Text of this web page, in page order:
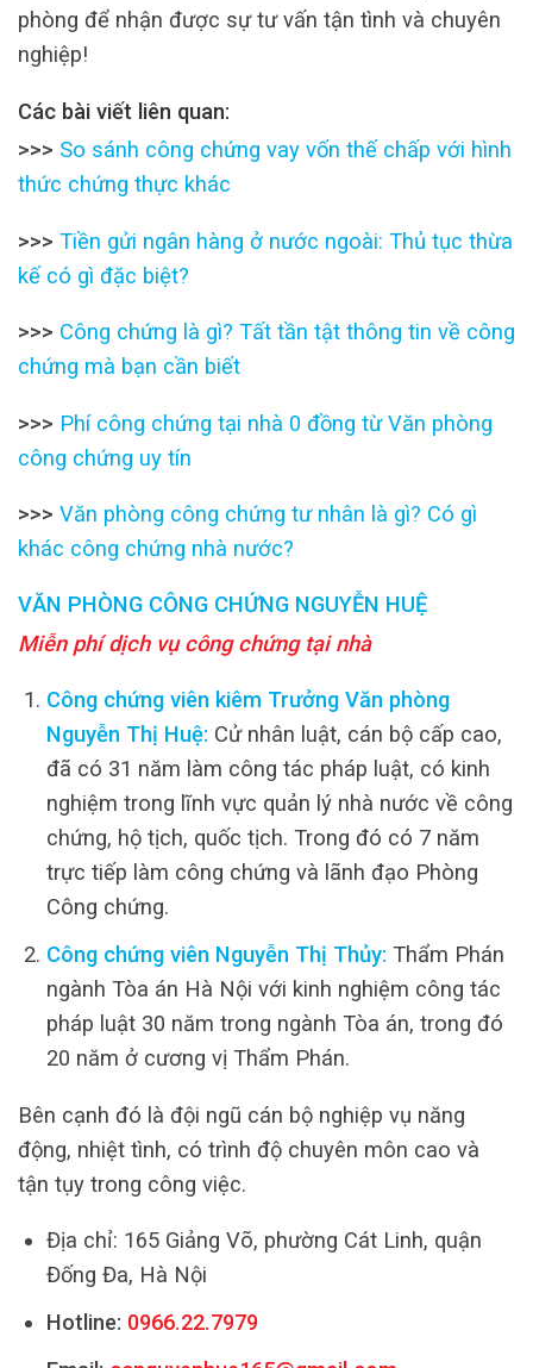
phòng để nhận được sự tư vấn tận tình và chuyên
nghiệp!
Các bài viết liên quan:
>>> So sánh công chứng vay vốn thế chấp với hình
thức chứng thực khác
>>> Tiền gửi ngân hàng ở nước ngoài: Thủ tục thừa
kế có gì đặc biệt?
>>> Công chứng là gì? Tất tần tật thông tin về công
chứng mà bạn cần biết
>>> Phí công chứng tại nhà 0 đồng từ Văn phòng
công chứng uy tín
>>> Văn phòng công chứng tư nhân là gì? Có gì
khác công chứng nhà nước?
VĂN PHÒNG CÔNG CHỨNG NGUYỄN HUỆ
Miễn phí dịch vụ công chứng tại nhà
Công chứng viên kiêm Trưởng Văn phòng
Nguyễn Thị Huệ: Cử nhân luật, cán bộ cấp cao,
đã có 31 năm làm công tác pháp luật, có kinh
nghiệm trong lĩnh vực quản lý nhà nước về công
chứng, hộ tịch, quốc tịch. Trong đó có 7 năm
trực tiếp làm công chứng và lãnh đạo Phòng
Công chứng.
Công chứng viên Nguyễn Thị Thủy: Thẩm Phán
ngành Tòa án Hà Nội với kinh nghiệm công tác
pháp luật 30 năm trong ngành Tòa án, trong đó
20 năm ở cương vị Thẩm Phán.
Bên cạnh đó là đội ngũ cán bộ nghiệp vụ năng
động, nhiệt tình, có trình độ chuyên môn cao và
tận tụy trong công việc.
Địa chỉ: 165 Giảng Võ, phường Cát Linh, quận
Đống Đa, Hà Nội
Hotline: 0966.22.7979